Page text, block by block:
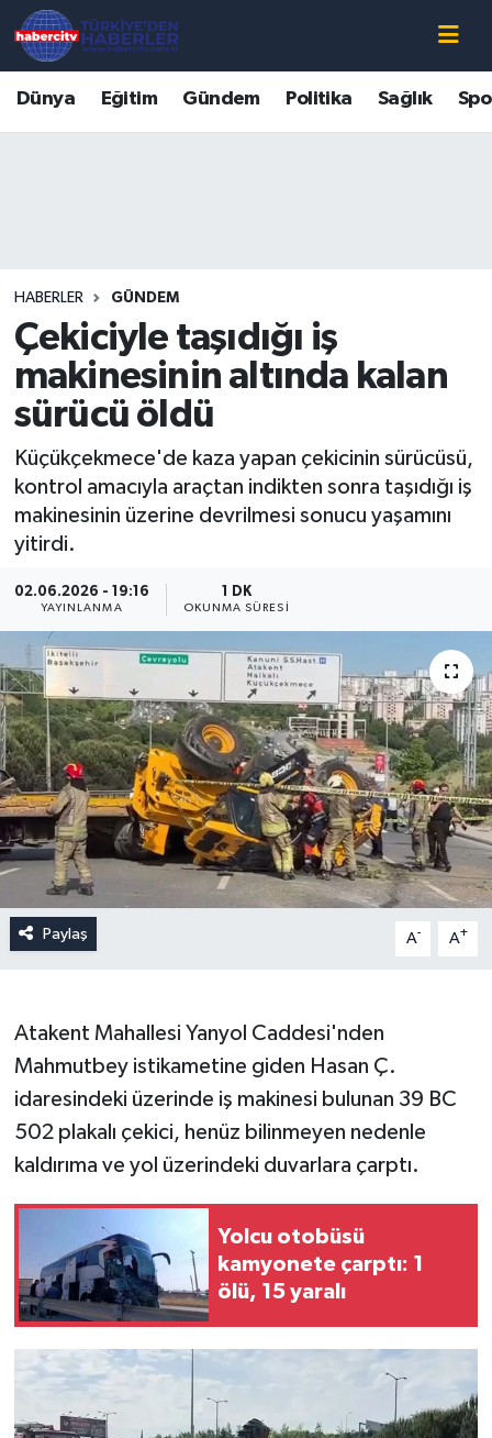
Dünya Eğitim Gündem Politika Sağlık
HABERLER GÜNDEM
Çekiciyle taşıdığı iş
makinesinin altında kalan
sürücü öldü
Küçükçekmece'de kaza yapan çekicinin sürücüsü,
kontrol amacıyla araçtan indikten sonra taşıdığı iş
makinesinin üzerine devrilmesi sonucu yaşamını
yitirdi.
02.06.2026 - 19:16
YAYINLANMA
1 DK
OKUNMA SÜRESI
Paylaş A- A+
Atakent Mahallesi Yanyol Caddesi'nden
Mahmutbey istikametine giden Hasan Ç.
idaresindeki üzerinde iş makinesi bulunan 39 BC
502 plakalı çekici, henüz bilinmeyen nedenle
kaldırıma ve yol üzerindeki duvarlara çarptı.
Yolcu otobüsü
kamyonete çarptı: 1
ölü, 15 yaralı
Süper Lig Puan Durumu ve Fikstür
Tüm Manşetler
Son Dakika Haberleri
Haber Arşivi